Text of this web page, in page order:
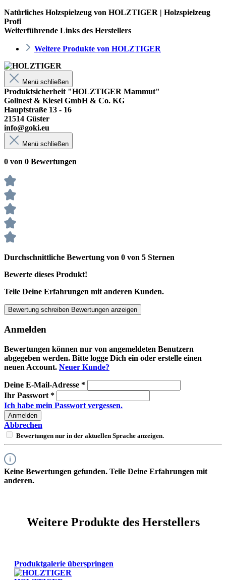
Natürliches Holzspielzeug von HOLZTIGER | Holzspielzeug
Profi
Weiterführende Links des Herstellers
Weitere Produkte von HOLZTIGER
Menü schließen
Produktsicherheit "HOLZTIGER Mammut"
Gollnest & Kiesel GmbH & Co. KG
Hauptstraße 13 - 16
21514 Güster
info@goki.eu
Menü schließen
0 von 0 Bewertungen
Durchschnittliche Bewertung von 0 von 5 Sternen
Bewerte dieses Produkt!
Teile Deine Erfahrungen mit anderen Kunden.
Bewertung schreiben Bewertungen anzeigen
Anmelden
Bewertungen können nur von angemeldeten Benutzern
abgegeben werden. Bitte logge Dich ein oder erstelle einen
neuen Account. Neuer Kunde?
Deine E-Mail-Adresse *
Ihr Passwort *
Ich habe mein Passwort vergessen.
Anmelden
Abbrechen
Bewertungen nur in der aktuellen Sprache anzeigen.
Keine Bewertungen gefunden. Teile Deine Erfahrungen mit
anderen.
Weitere Produkte des Herstellers
Produktgalerie überspringen